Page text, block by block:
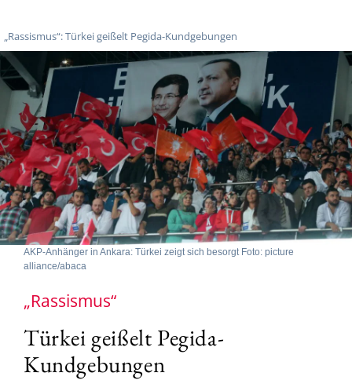
„Rassismus“: Türkei geißelt Pegida-Kundgebungen
AKP-Anhänger in Ankara: Türkei zeigt sich besorgt Foto: picture
alliance/abaca
„Rassismus“
Türkei geißelt Pegida-
Kundgebungen